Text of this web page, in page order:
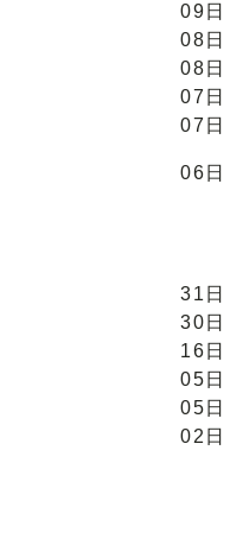
09日
08日
08日
07日
07日
06日
31日
30日
16日
05日
05日
02日